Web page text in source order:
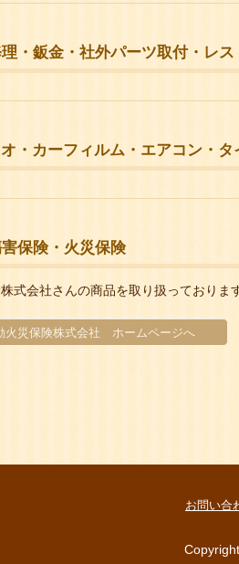
・鈑金・社外パーツ取付・レス
・カーフィルム・エアコン・タ
保険・火災保険
式会社さんの商品を取り扱っておりま
火災保険株式会社 ホームページへ
お問い合